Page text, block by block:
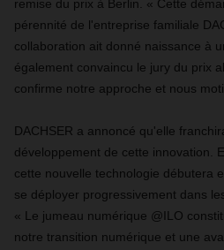
remise du prix à Berlin. « Cette
pérennité de l'entreprise familiale
collaboration ait donné naissance à
également convaincu le jury du prix
confirme notre approche et nous
DACHSER a annoncé qu'elle
développement de cette innovation.
cette nouvelle technologie débutera
se déployer progressivement dans
« Le jumeau numérique @ILO
notre transition numérique et une